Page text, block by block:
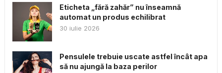
Eticheta „fără zahăr” nu înseamnă
automat un produs echilibrat
30 iulie 2026
Pensulele trebuie uscate astfel încât apa
să nu ajungă la baza perilor